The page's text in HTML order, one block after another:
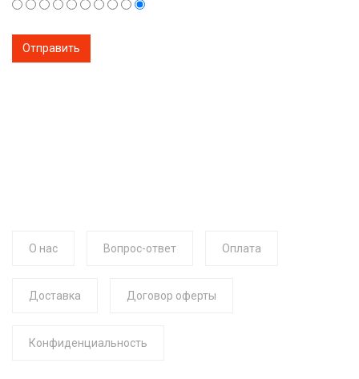
О нас Вопрос-ответ Оплата
Доставка Договор оферты
Конфиденциальность